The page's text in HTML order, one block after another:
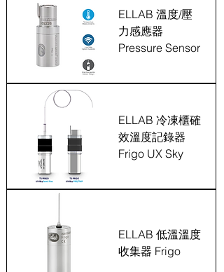
ELLAB 溫度/壓
力感應器
Pressure Sensor
ELLAB 冷凍櫃確
效溫度記錄器
Frigo UX Sky
ELLAB 低溫溫度
收集器 Frigo